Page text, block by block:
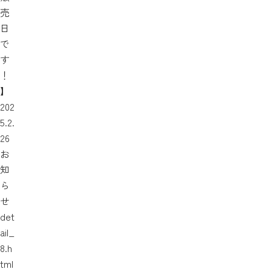
売
日
で
す
！
】
202
5.2.
26
お
知
ら
せ
det
ail_
8.h
tml